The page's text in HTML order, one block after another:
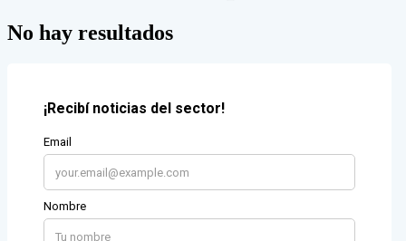
No hay resultados